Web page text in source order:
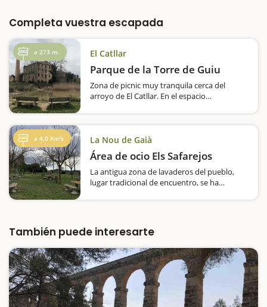
Completa vuestra escapada
a 273 m. El Catllar
Parque de la Torre de Guiu
Zona de picnic muy tranquila cerca del
arroyo de El Catllar. En el espacio
puede hacer una ruta por el entorno del
esclosa, siguiendo el arroyo y pasando…
a 4,0 Km's La Nou de Gaià
Área de ocio Els Safarejos
La antigua zona de lavaderos del pueblo,
lugar tradicional de encuentro, se ha
esta área de ocio. Dispone de una…
También puede interesarte